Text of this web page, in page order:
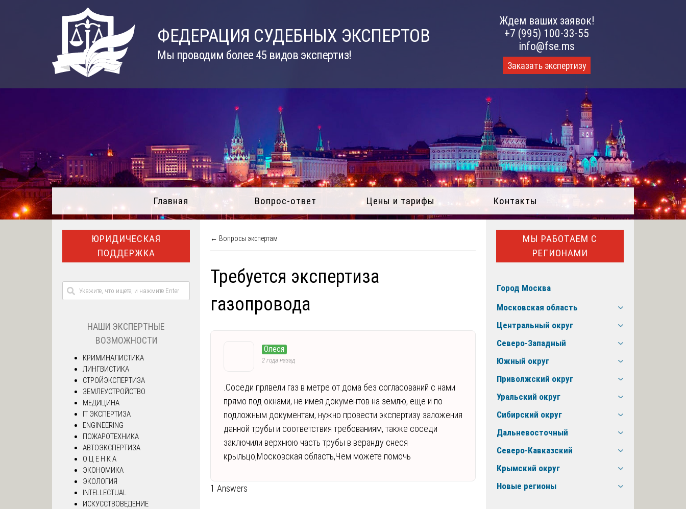
ФЕДЕРАЦИЯ СУДЕБНЫХ ЭКСПЕРТОВ
Мы проводим более 45 видов экспертиз!
Ждем ваших заявок!
+7 (995) 100-33-55
info@fse.ms
Заказать экспертизу
Главная Вопрос-ответ Цены и тарифы Контакты
← Вопросы экспертам
Требуется экспертиза
газопровода
Олеся
2 года назад
.Соседи прлвели газ в метре от дома без согласований с нами
прямо под окнами, не имея документов на землю, еще и по
подложным документам, нужно провести экспертизу заложения
данной трубы и соответствия требованиям, также соседи
заключили верхнюю часть трубы в веранду снеся
крыльцо,Московская область,Чем можете помочь
1 Answers
ЮРИДИЧЕСКАЯ
ПОДДЕРЖКА
НАШИ ЭКСПЕРТНЫЕ
ВОЗМОЖНОСТИ
КРИМИНАЛИСТИКА
ЛИНГВИСТИКА
СТРОЙЭКСПЕРТИЗА
ЗЕМЛЕУСТРОЙСТВО
МЕДИЦИНА
IT ЭКСПЕРТИЗА
ENGINEERING
ПОЖАРОТЕХНИКА
АВТОЭКСПЕРТИЗА
О Ц Е Н К А
ЭКОНОМИКА
ЭКОЛОГИЯ
INTELLECTUAL
ИСКУССТВОВЕДЕНИЕ
МЫ РАБОТАЕМ С
РЕГИОНАМИ
Город Москва
Московская область
Центральный округ
Северо-Западный
Южный округ
Приволжский округ
Уральский округ
Сибирский округ
Дальневосточный
Северо-Кавказский
Крымский округ
Новые регионы